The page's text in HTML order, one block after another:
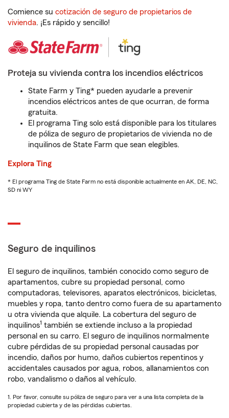
Comience su cotización de seguro de propietarios de
vivienda. ¡Es rápido y sencillo!
Proteja su vivienda contra los incendios eléctricos
State Farm y Ting* pueden ayudarle a prevenir
incendios eléctricos antes de que ocurran, de forma
gratuita.
El programa Ting solo está disponible para los titulares
de póliza de seguro de propietarios de vivienda no de
inquilinos de State Farm que sean elegibles.
Explora Ting
* El programa Ting de State Farm no está disponible actualmente en AK, DE, NC,
SD ni WY
Seguro de inquilinos
El seguro de inquilinos, también conocido como seguro de
apartamentos, cubre su propiedad personal, como
computadoras, televisores, aparatos electrónicos, bicicletas,
muebles y ropa, tanto dentro como fuera de su apartamento
u otra vivienda que alquile. La cobertura del seguro de
inquilinos1 también se extiende incluso a la propiedad
personal en su carro. El seguro de inquilinos normalmente
cubre pérdidas de su propiedad personal causadas por
incendio, daños por humo, daños cubiertos repentinos y
accidentales causados por agua, robos, allanamientos con
robo, vandalismo o daños al vehículo.
1. Por favor, consulte su póliza de seguro para ver a una lista completa de la
propiedad cubierta y de las pérdidas cubiertas.